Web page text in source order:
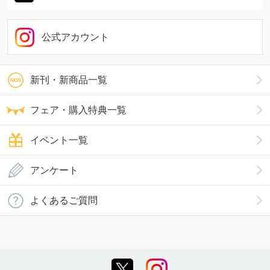
新刊・新商品一覧
フェア・購入特典一覧
イベント一覧
公式アカウント
アンケート
よくあるご質問